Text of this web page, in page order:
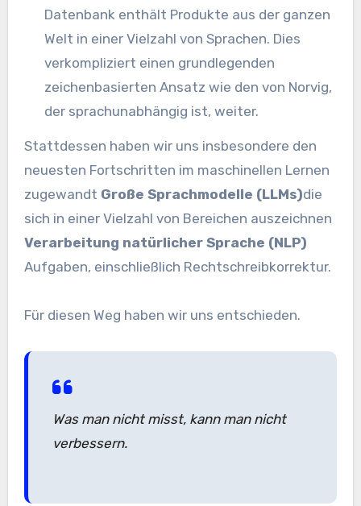
Datenbank enthält Produkte aus der ganzen
Welt in einer Vielzahl von Sprachen. Dies
verkompliziert einen grundlegenden
zeichenbasierten Ansatz wie den von Norvig,
der sprachunabhängig ist, weiter.
Stattdessen haben wir uns insbesondere den
neuesten Fortschritten im maschinellen Lernen
zugewandt Große Sprachmodelle (LLMs)die
sich in einer Vielzahl von Bereichen auszeichnen
Verarbeitung natürlicher Sprache (NLP)
Aufgaben, einschließlich Rechtschreibkorrektur.
Für diesen Weg haben wir uns entschieden.
Was man nicht misst, kann man nicht
verbessern.